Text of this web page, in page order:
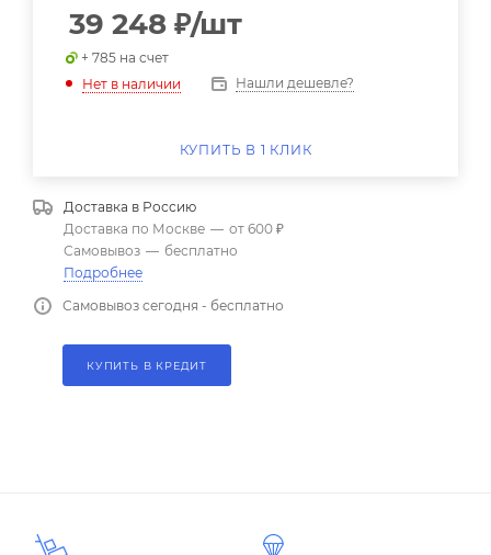
39 248 ₽/шт
+ 785 на счет
Нет в наличии
Нашли дешевле?
КУПИТЬ В 1 КЛИК
Доставка в Россию
Доставка по Москве — от 600 ₽
Самовывоз — бесплатно
Подробнее
Самовывоз сегодня - бесплатно
КУПИТЬ В КРЕДИТ